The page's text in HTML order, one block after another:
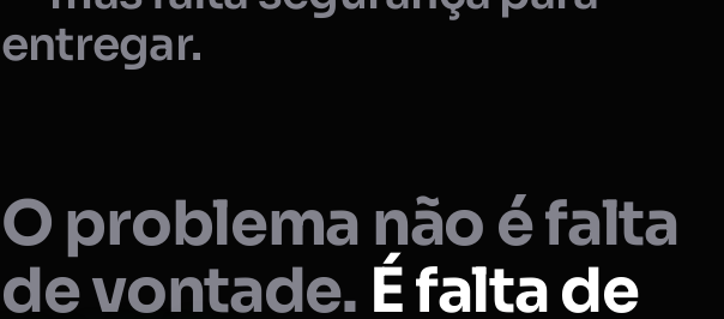
entregar.
O problema não é falta
de vontade. É falta de